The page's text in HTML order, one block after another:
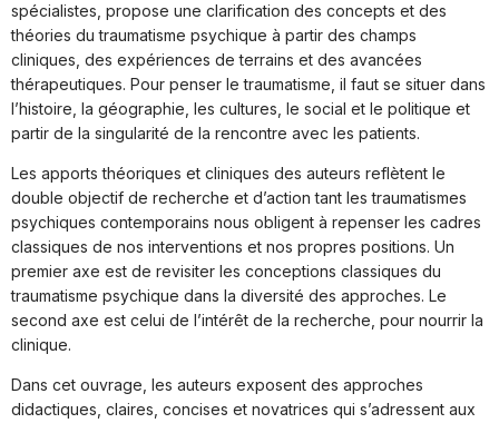
spécialistes, propose une clarification des concepts et des
théories du traumatisme psychique à partir des champs
cliniques, des expériences de terrains et des avancées
thérapeutiques. Pour penser le traumatisme, il faut se situer dans
l’histoire, la géographie, les cultures, le social et le politique et
partir de la singularité de la rencontre avec les patients.
Les apports théoriques et cliniques des auteurs reflètent le
double objectif de recherche et d’action tant les traumatismes
psychiques contemporains nous obligent à repenser les cadres
classiques de nos interventions et nos propres positions. Un
premier axe est de revisiter les conceptions classiques du
traumatisme psychique dans la diversité des approches. Le
second axe est celui de l’intérêt de la recherche, pour nourrir la
clinique.
Dans cet ouvrage, les auteurs exposent des approches
didactiques, claires, concises et novatrices qui s’adressent aux